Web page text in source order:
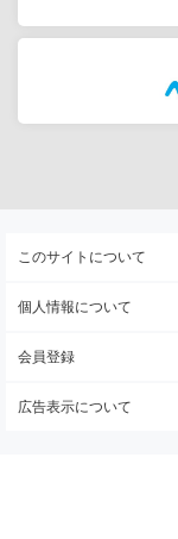
このサイトについて
個人情報について
会員登録
広告表示について